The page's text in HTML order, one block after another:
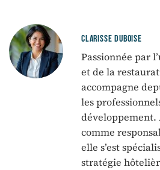
CLARISSE DUBOISE
Passionnée par
et de la
accompagne
les
développement.
comme
elle s’est
stratégie